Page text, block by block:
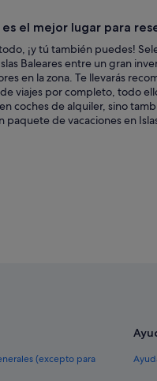
es el mejor lugar para
¡y tú también puedes!
Baleares entre un gran
en la zona. Te llevarás
viajes por completo, todo
coches de alquiler, sino
paquete de vacaciones en
(excepto para